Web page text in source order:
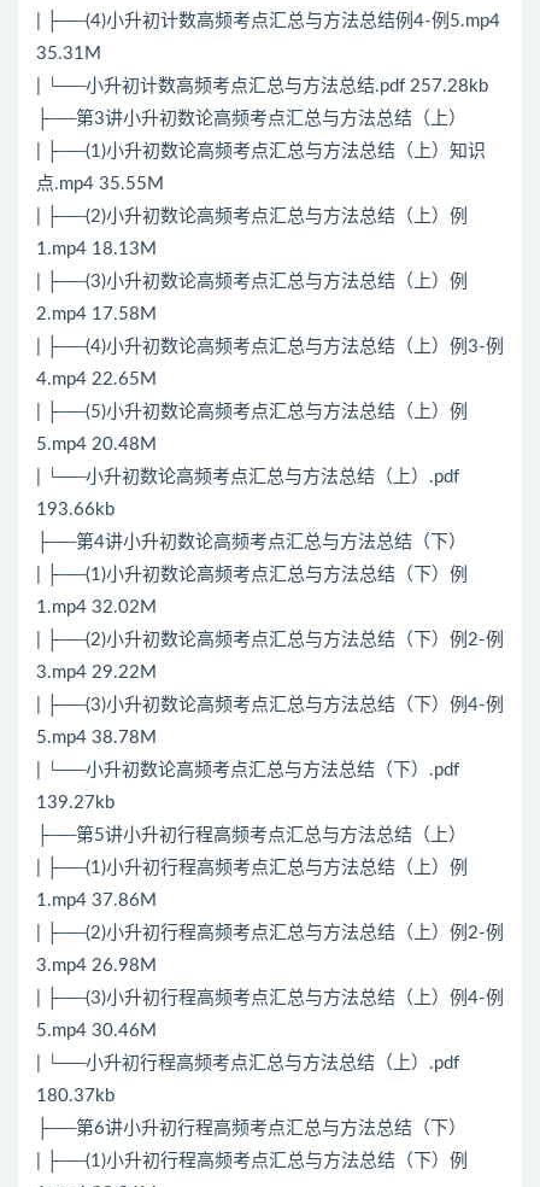
| ├──(4)小升初计数高频考点汇总与方法总结例4-例5.mp4
35.31M
| └──小升初计数高频考点汇总与方法总结.pdf 257.28kb
├──第3讲小升初数论高频考点汇总与方法总结（上）
| ├──(1)小升初数论高频考点汇总与方法总结（上）知识
点.mp4 35.55M
| ├──(2)小升初数论高频考点汇总与方法总结（上）例
1.mp4 18.13M
| ├──(3)小升初数论高频考点汇总与方法总结（上）例
2.mp4 17.58M
| ├──(4)小升初数论高频考点汇总与方法总结（上）例3-例
4.mp4 22.65M
| ├──(5)小升初数论高频考点汇总与方法总结（上）例
5.mp4 20.48M
| └──小升初数论高频考点汇总与方法总结（上）.pdf
193.66kb
├──第4讲小升初数论高频考点汇总与方法总结（下）
| ├──(1)小升初数论高频考点汇总与方法总结（下）例
1.mp4 32.02M
| ├──(2)小升初数论高频考点汇总与方法总结（下）例2-例
3.mp4 29.22M
| ├──(3)小升初数论高频考点汇总与方法总结（下）例4-例
5.mp4 38.78M
| └──小升初数论高频考点汇总与方法总结（下）.pdf
139.27kb
├──第5讲小升初行程高频考点汇总与方法总结（上）
| ├──(1)小升初行程高频考点汇总与方法总结（上）例
1.mp4 37.86M
| ├──(2)小升初行程高频考点汇总与方法总结（上）例2-例
3.mp4 26.98M
| ├──(3)小升初行程高频考点汇总与方法总结（上）例4-例
5.mp4 30.46M
| └──小升初行程高频考点汇总与方法总结（上）.pdf
180.37kb
├──第6讲小升初行程高频考点汇总与方法总结（下）
| ├──(1)小升初行程高频考点汇总与方法总结（下）例